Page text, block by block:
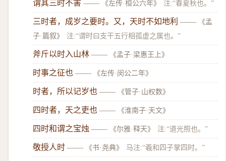
谓其三时不害 —— 《左传·桓公六年》 注:“春夏秋也。”
三时者，成岁之要时。又，天时不如地利 ——
《孟
子·篇叙》
注:“谓时曰支干五行相孤虚之属也。”
斧斤以时入山林 —— 《孟子·梁惠王上》
时事之征也 —— 《左传·闵公二年》
时者，所以记岁也 —— 《管子·山权数》
四时者，天之吏也 —— 《淮南子·天文》
四时和谓之宝烛 —— 《尔雅·释天》 注:“道光照也。”
敬授人时 —— 《书·尧典》 马注:“羲和四子掌四时。”